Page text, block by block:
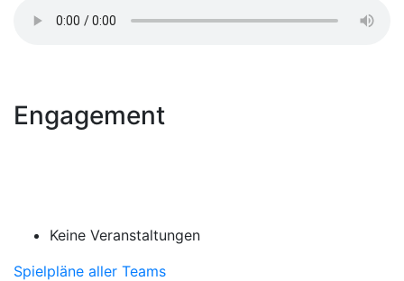
Engagement
Keine Veranstaltungen
Spielpläne aller Teams